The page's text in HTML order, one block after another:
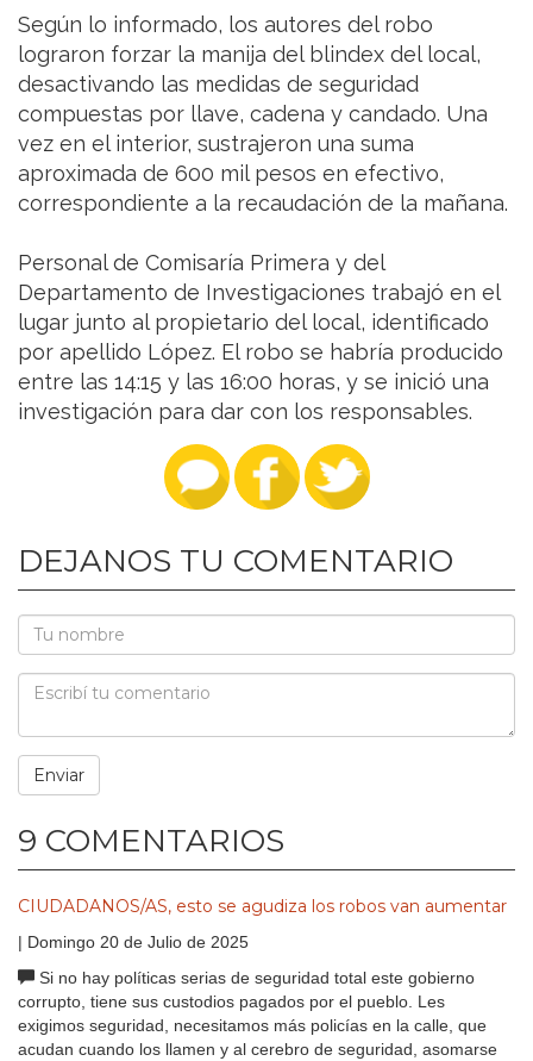
Según lo informado, los autores del robo
lograron forzar la manija del blindex del local,
desactivando las medidas de seguridad
compuestas por llave, cadena y candado. Una
vez en el interior, sustrajeron una suma
aproximada de 600 mil pesos en efectivo,
correspondiente a la recaudación de la mañana.
Personal de Comisaría Primera y del
Departamento de Investigaciones trabajó en el
lugar junto al propietario del local, identificado
por apellido López. El robo se habría producido
entre las 14:15 y las 16:00 horas, y se inició una
investigación para dar con los responsables.
DEJANOS TU COMENTARIO
9 COMENTARIOS
CIUDADANOS/AS, esto se agudiza los robos van aumentar
| Domingo 20 de Julio de 2025
Si no hay políticas serias de seguridad total este gobierno
corrupto, tiene sus custodios pagados por el pueblo. Les
exigimos seguridad, necesitamos más policías en la calle, que
acudan cuando los llamen y al cerebro de seguridad, asomarse